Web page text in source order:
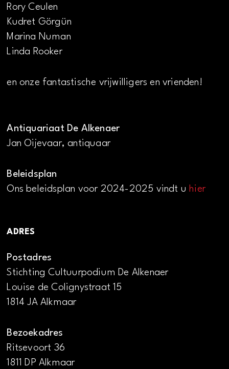
Rory Ceulen
Kudret Görgün
Marina Numan
Linda Rooker
en onze fantastische vrijwilligers en vrienden!
Antiquariaat De Alkenaer
Jan Oijevaar, antiquaar
Beleidsplan
Ons beleidsplan voor 2024-2025 vindt uhier
ADRES
Postadres
Stichting Cultuurpodium De Alkenaer
Louise de Colignystraat 15
1814 JA Alkmaar
Bezoekadres
Ritsevoort 36
1811 DP Alkmaar